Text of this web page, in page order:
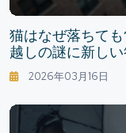
猫はなぜ落ちて
越しの謎に新しい
2026年03月16日